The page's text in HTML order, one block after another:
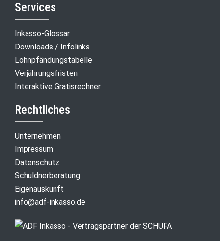
Services
Inkasso-Glossar
Downloads / Infolinks
Lohnpfändungstabelle
Verjährungsfristen
Interaktive Gratisrechner
Rechtliches
Unternehmen
Impressum
Datenschutz
Schuldnerberatung
Eigenauskunft
info@adf-inkasso.de